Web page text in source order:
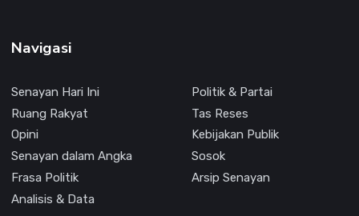
Navigasi
Senayan Hari Ini
Politik & Partai
Ruang Rakyat
Tas Reses
Opini
Kebijakan Publik
Senayan dalam Angka
Sosok
Frasa Politik
Arsip Senayan
Analisis & Data